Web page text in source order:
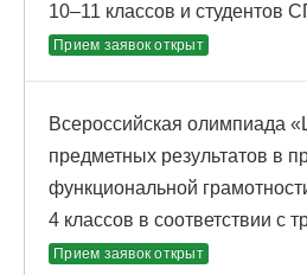
10–11 классов и
Прием заявок открыт
Всероссийская олимпиада
предметных результатов в
функциональной
4 классов в соответствии
Прием заявок открыт